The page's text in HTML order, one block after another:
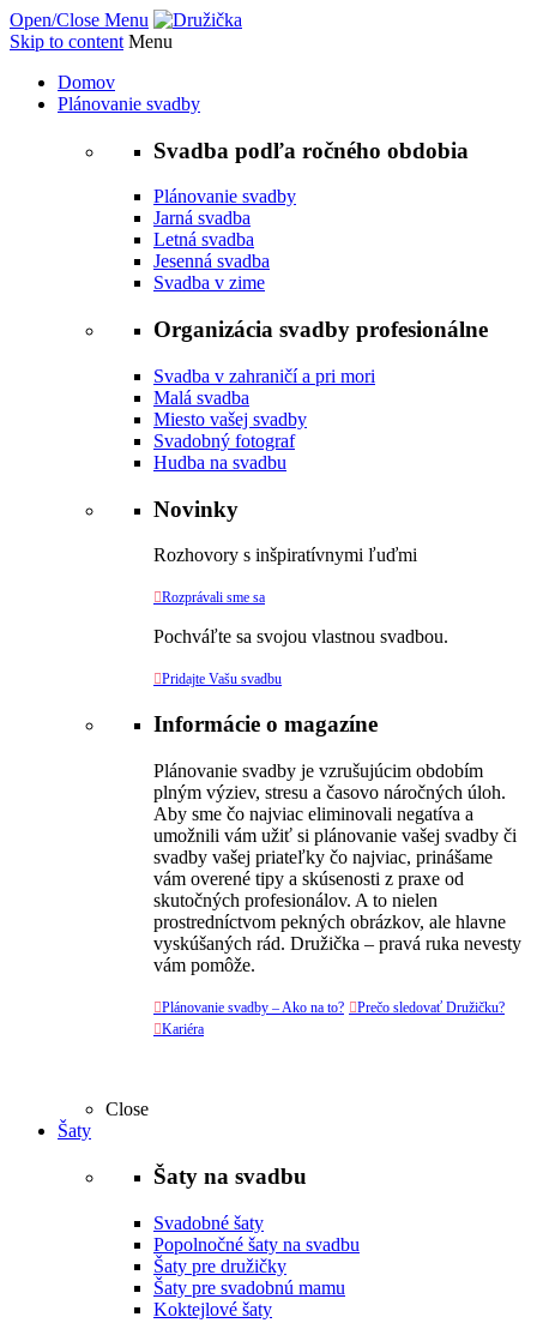
Open/Close Menu
Skip to content Menu
Domov
Plánovanie svadby
Svadba podľa ročného obdobia
Plánovanie svadby
Jarná svadba
Letná svadba
Jesenná svadba
Svadba v zime
Organizácia svadby profesionálne
Svadba v zahraničí a pri mori
Malá svadba
Miesto vašej svadby
Svadobný fotograf
Hudba na svadbu
Novinky
Rozhovory s inšpiratívnymi ľuďmi
Rozprávali sme sa
Pochváľte sa svojou vlastnou svadbou.
Pridajte Vašu svadbu
Informácie o magazíne
Plánovanie svadby je vzrušujúcim obdobím
plným výziev, stresu a časovo náročných úloh.
Aby sme čo najviac eliminovali negatíva a
umožnili vám užiť si plánovanie vašej svadby či
svadby vašej priateľky čo najviac, prinášame
vám overené tipy a skúsenosti z praxe od
skutočných profesionálov. A to nielen
prostredníctvom pekných obrázkov, ale hlavne
vyskúšaných rád. Družička – pravá ruka nevesty
vám pomôže.
Plánovanie svadby – Ako na to? Prečo sledovať Družičku?
Kariéra
Close
Šaty
Šaty na svadbu
Svadobné šaty
Popolnočné šaty na svadbu
Šaty pre družičky
Šaty pre svadobnú mamu
Koktejlové šaty